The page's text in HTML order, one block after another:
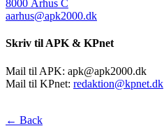
8000 Århus C
aarhus@apk2000.dk
Skriv til APK & KPnet
Mail til APK: apk@apk2000.dk
Mail til KPnet: redaktion@kpnet.dk
← Back